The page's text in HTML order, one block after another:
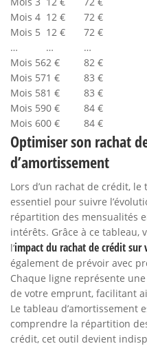
Mois 4 12 € 72 €
Mois 5 12 € 72 €
…
… …
Mois 562 € 82 €
Mois 571 € 83 €
Mois 581 € 83 €
Mois 590 € 84 €
Mois 600 € 84 €
Optimiser son rachat
d’amortissement
Lors d’un rachat de crédit,
essentiel pour suivre
répartition des mensualités
intérêts. Grâce à ce tableau,
l’impact du rachat de crédit sur
également de prévoir avec
Chaque ligne représente
de votre emprunt, facilitant
Le tableau d’amortissement
comprendre la répartition
crédit, cet outil devient